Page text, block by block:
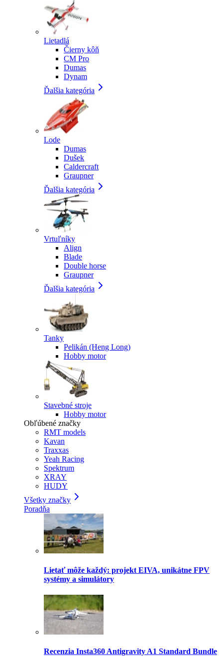
Lietadlá
Čierny kôň
CM Pro
Dumas
Dynam
Ďalšia kategória
Lode
Dumas
Dušek
Caldercraft
Graupner
Ďalšia kategória
Vrtuľníky
Align
Blade
Double horse
Graupner
Ďalšia kategória
Tanky
Pelikán (Heng Long)
Hobby motor
Stavebné stroje
Hobby motor
Obľúbené značky
RMT models
Kavan
Traxxas
Yeah Racing
Spektrum
XRAY
HUDY
Všetky značky
Poradňa
Lietať môže každý: projekt EIVA, unikátne FPV
systémy a simulátory
Recenzia Insta360 Antigravity A1 Standard Bundle